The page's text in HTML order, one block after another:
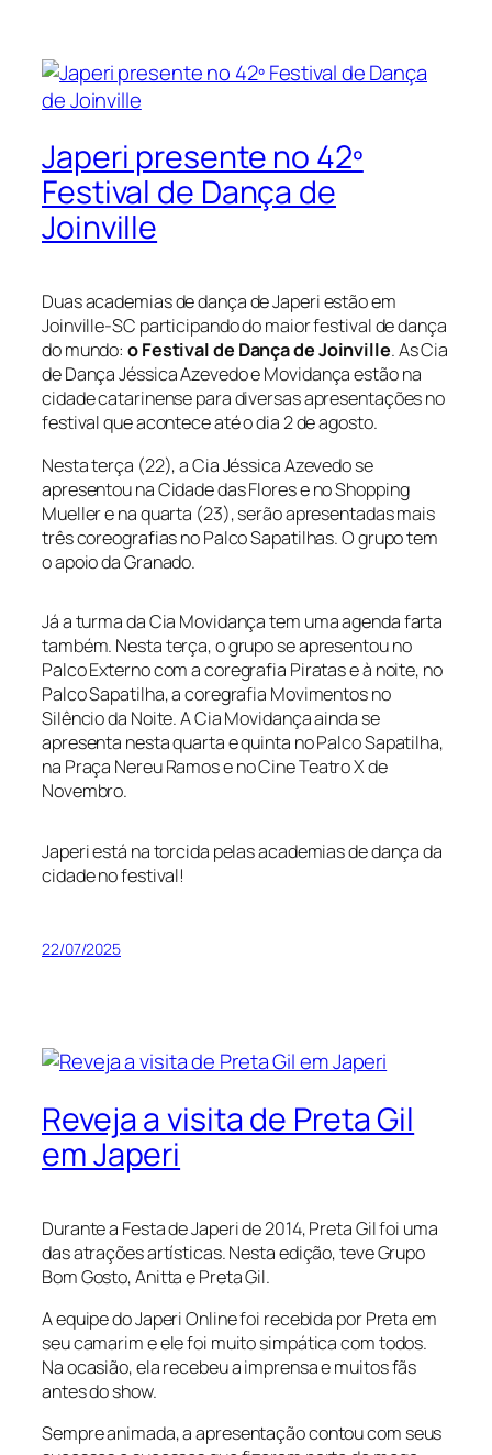
Japeri presente no 42º
Festival de Dança de
Joinville
Duas academias de dança de Japeri estão em
Joinville-SC participando do maior festival de dança
do mundo:oFestival de Dança de Joinville. As Cia
de Dança Jéssica Azevedo e Movidança estão na
cidade catarinense para diversas apresentações no
festival que acontece até o dia 2 de agosto.
Nesta terça (22), a Cia Jéssica Azevedo se
apresentou na Cidade das Flores e no Shopping
Mueller e na quarta (23), serão apresentadas mais
três coreografias no Palco Sapatilhas. O grupo tem
o apoio da Granado.
Já a turma da Cia Movidança tem uma agenda farta
também. Nesta terça, o grupo se apresentou no
Palco Externo com a coregrafia Piratas e à noite, no
Palco Sapatilha, a coregrafia Movimentos no
Silêncio da Noite. A Cia Movidança ainda se
apresenta nesta quarta e quinta no Palco Sapatilha,
na Praça Nereu Ramos e no Cine Teatro X de
Novembro.
Japeri está na torcida pelas academias de dança da
cidade no festival!
22/07/2025
Reveja a visita de Preta Gil
em Japeri
Durante a Festa de Japeri de 2014, Preta Gil foi uma
das atrações artísticas. Nesta edição, teve Grupo
Bom Gosto, Anitta e Preta Gil.
A equipe do Japeri Online foi recebida por Preta em
seu camarim e ele foi muito simpática com todos.
Na ocasião, ela recebeu a imprensa e muitos fãs
antes do show.
Sempre animada, a apresentação contou com seus